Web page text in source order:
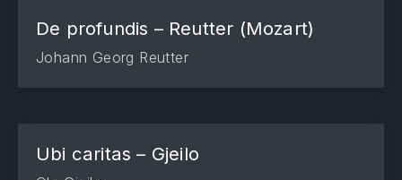
De profundis – Reutter (Mozart)
Johann Georg Reutter
Ubi caritas – Gjeilo
PREVIOUS